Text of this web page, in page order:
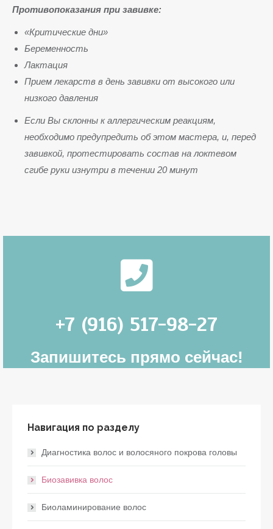
Противопоказания при завивке:
«Критические дни»
Беременность
Лактация
Прием лекарств в день завивки от высокого или
низкого давления
Если Вы склонны к аллергическим реакциям,
необходимо предупредить об этом мастера, и, перед
завивкой, протестировать состав на локтевом
сгибе руки изнутри в течении 20 минут
+7 (916) 517-98-27
Запишитесь прямо сейчас!
Навигация по разделу
Диагностика волос и волосяного покрова головы
Биозавивка волос
Биоламинирование волос